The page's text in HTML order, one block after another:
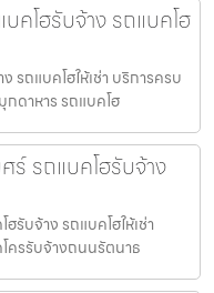
คโฮรับจ้าง รถแบคโฮ
รถแบคโฮให้เช่า บริการครบ
กดาหาร รถแบคโฮ
ร์ รถแบคโฮรับจ้าง
รับจ้าง รถแบคโฮให้เช่า
ครรับจ้างถนนรัตนาธ